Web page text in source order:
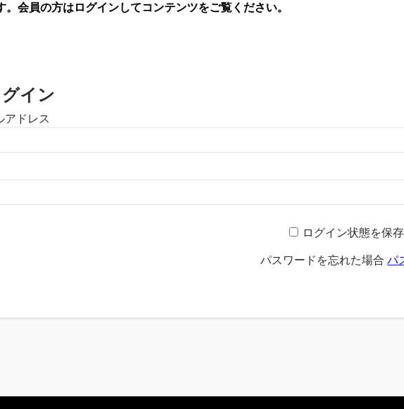
会員の方はログインしてコンテンツをご覧ください。
イン
アドレス
ログイン状態を保
パスワードを忘れた場合パ